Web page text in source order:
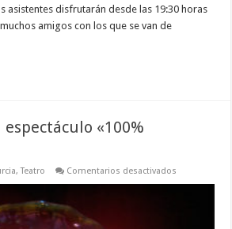
asistentes disfrutarán desde las 19:30 horas
amigos con los que se van de
«100%
,Teatro Comentarios desactivados